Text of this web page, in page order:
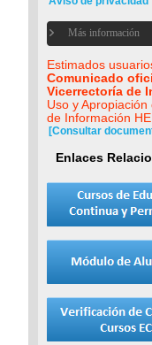
Más información
Estimados
Comunicado
Vicerrectoría de
Uso y Apropiación
de Información
[Consultar
Enlaces